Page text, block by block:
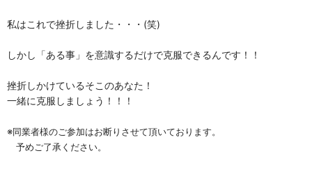
私はこれで挫折しました・・・(笑)
しかし「ある事」を意識するだけで克服できるんです！！
挫折しかけているそこのあなた！
一緒に克服しましょう！！！
※同業者様のご参加はお断りさせて頂いております。
予めご了承ください。